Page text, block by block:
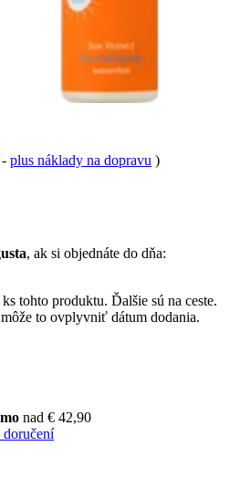
- plus náklady na dopravu )
, ak si objednáte do dňa:
tohto produktu. Ďalšie sú na ceste.
to ovplyvniť dátum dodania.
nad € 42,90